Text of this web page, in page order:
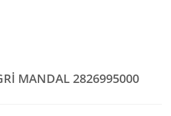
MANDAL 2826995000